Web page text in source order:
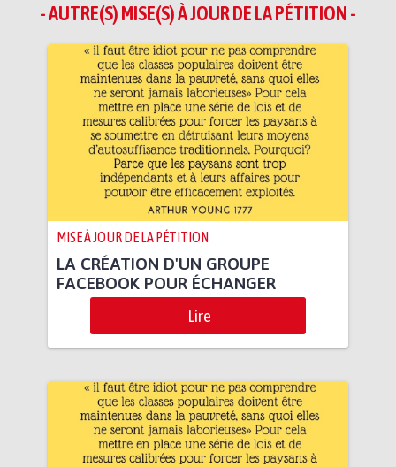
- AUTRE(S) MISE(S) À JOUR DE LA PÉTITION -
MISE À JOUR DE LA PÉTITION
LA CRÉATION D'UN GROUPE
FACEBOOK POUR ÉCHANGER
Lire